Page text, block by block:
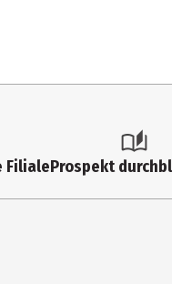
FilialeProspekt